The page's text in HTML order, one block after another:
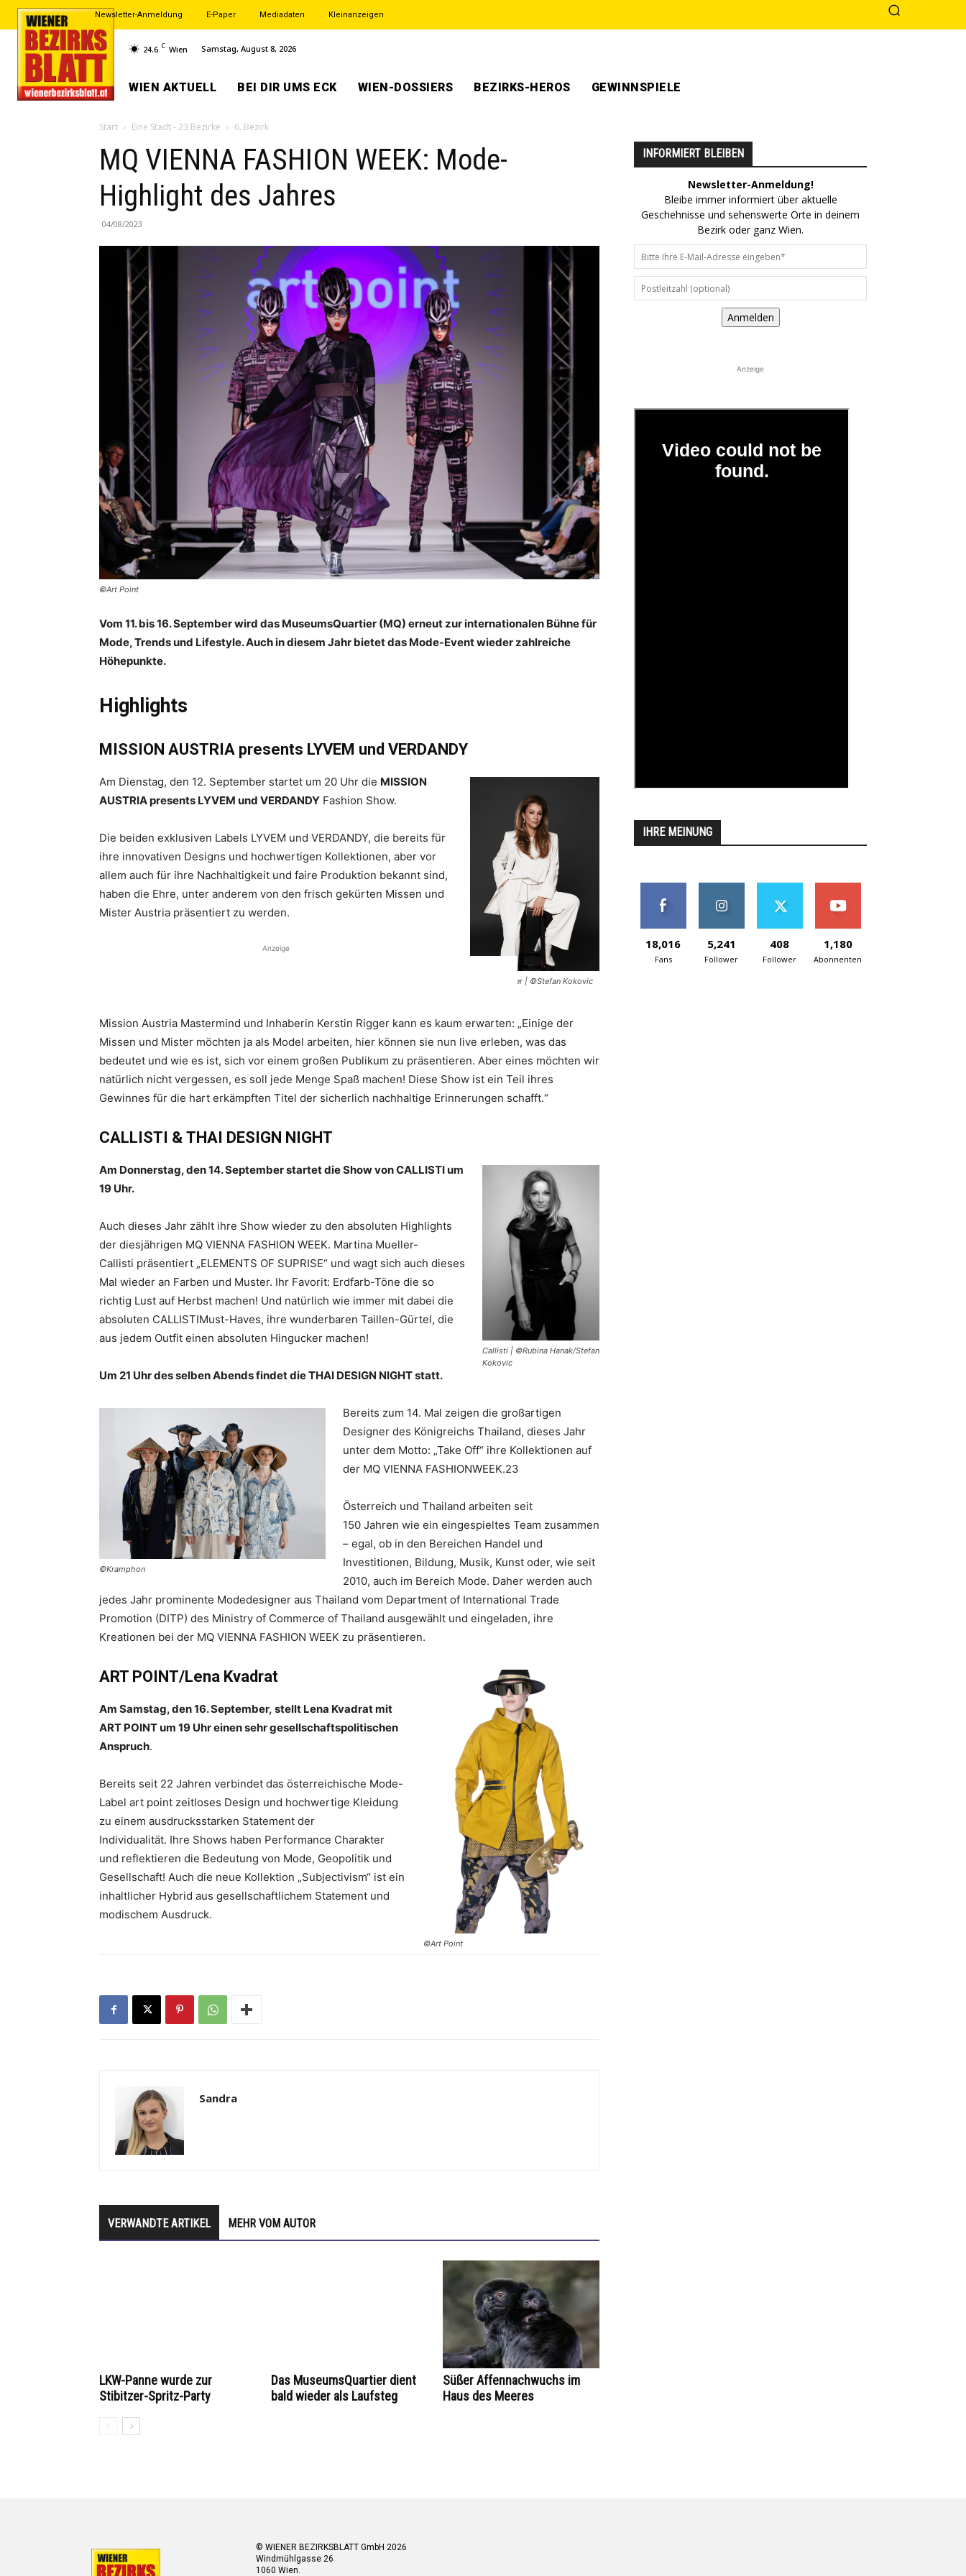
Newsletter-Anmeldung E-Paper Mediadaten Kleinanzeigen
24.6 C Wien Samstag, August 8, 2026
WIEN AKTUELL BEI DIR UMS ECK WIEN-DOSSIERS BEZIRKS-HEROS GEWINNSPIELE
Start Eine Stadt - 23 Bezirke 6. Bezirk
MQ VIENNA FASHION WEEK: Mode-
Highlight des Jahres
04/08/2023
©Art Point
Vom 11. bis 16. September wird das MuseumsQuartier (MQ) erneut zur internationalen Bühne für
Mode, Trends und Lifestyle. Auch in diesem Jahr bietet das Mode-Event wieder zahlreiche
Höhepunkte.
Highlights
MISSION AUSTRIA presents LYVEM und VERDANDY
Kerstin Rigger | ©Stefan Kokovic
Am Dienstag, den 12. September startet um 20 Uhr die MISSION
AUSTRIA presents LYVEM und VERDANDY Fashion Show.
Die beiden exklusiven Labels LYVEM und VERDANDY, die bereits für
ihre innovativen Designs und hochwertigen Kollektionen, aber vor
allem auch für ihre Nachhaltigkeit und faire Produktion bekannt sind,
haben die Ehre, unter anderem von den frisch gekürten Missen und
Mister Austria präsentiert zu werden.
Anzeige
Mission Austria Mastermind und Inhaberin Kerstin Rigger kann es kaum erwarten: „Einige der
Missen und Mister möchten ja als Model arbeiten, hier können sie nun live erleben, was das
bedeutet und wie es ist, sich vor einem großen Publikum zu präsentieren. Aber eines möchten wir
natürlich nicht vergessen, es soll jede Menge Spaß machen! Diese Show ist ein Teil ihres
Gewinnes für die hart erkämpften Titel der sicherlich nachhaltige Erinnerungen schafft.“
CALLISTI & THAI DESIGN NIGHT
Callisti | ©Rubina Hanak/Stefan
Kokovic
Am Donnerstag, den 14. September startet die Show von CALLISTI um
19 Uhr.
Auch dieses Jahr zählt ihre Show wieder zu den absoluten Highlights
der diesjährigen MQ VIENNA FASHION WEEK. Martina Mueller-
Callisti präsentiert „ELEMENTS OF SUPRISE“ und wagt sich auch dieses
Mal wieder an Farben und Muster. Ihr Favorit: Erdfarb-Töne die so
richtig Lust auf Herbst machen! Und natürlich wie immer mit dabei die
absoluten CALLISTIMust-Haves, ihre wunderbaren Taillen-Gürtel, die
aus jedem Outfit einen absoluten Hingucker machen!
Um 21 Uhr des selben Abends findet die THAI DESIGN NIGHT statt.
©Kramphon
Bereits zum 14. Mal zeigen die großartigen
Designer des Königreichs Thailand, dieses Jahr
unter dem Motto: „Take Off“ ihre Kollektionen auf
der MQ VIENNA FASHIONWEEK.23
Österreich und Thailand arbeiten seit
150 Jahren wie ein eingespieltes Team zusammen
– egal, ob in den Bereichen Handel und
Investitionen, Bildung, Musik, Kunst oder, wie seit
2010, auch im Bereich Mode. Daher werden auch
jedes Jahr prominente Modedesigner aus Thailand vom Department of International Trade
Promotion (DITP) des Ministry of Commerce of Thailand ausgewählt und eingeladen, ihre
Kreationen bei der MQ VIENNA FASHION WEEK zu präsentieren.
©Art Point
ART POINT/Lena Kvadrat
Am Samstag, den 16. September, stellt Lena Kvadrat mit
ART POINT um 19 Uhr einen sehr gesellschaftspolitischen
Anspruch.
Bereits seit 22 Jahren verbindet das österreichische Mode-
Label art point zeitloses Design und hochwertige Kleidung
zu einem ausdrucksstarken Statement der
Individualität. Ihre Shows haben Performance Charakter
und reflektieren die Bedeutung von Mode, Geopolitik und
Gesellschaft! Auch die neue Kollektion „Subjectivism“ ist ein
inhaltlicher Hybrid aus gesellschaftlichem Statement und
modischem Ausdruck.
Sandra
VERWANDTE ARTIKEL MEHR VOM AUTOR
LKW-Panne wurde zur
Stibitzer-Spritz-Party
Das MuseumsQuartier dient
bald wieder als Laufsteg
Süßer Affennachwuchs im
Haus des Meeres
INFORMIERT BLEIBEN
Newsletter-Anmeldung!
Bleibe immer informiert über aktuelle
Geschehnisse und sehenswerte Orte in deinem
Bezirk oder ganz Wien.
Anmelden
Anzeige
IHRE MEINUNG
18,016
Fans
5,241
Follower
408
Follower
1,180
Abonnenten
© WIENER BEZIRKSBLATT GmbH 2026
Windmühlgasse 26
1060 Wien.